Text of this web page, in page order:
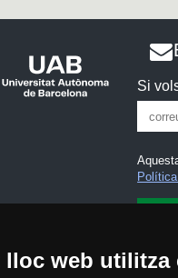
lloc web utilitza
Si
He